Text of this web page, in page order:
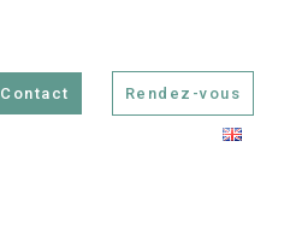
Contact Rendez-vous